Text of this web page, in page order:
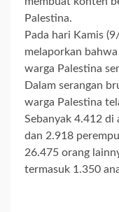
Palestina.
Pada hari Kamis
melaporkan
warga Palestina
Dalam serangan
warga Palestina
Sebanyak 4.412 di
dan 2.918
26.475 orang
termasuk 1.350